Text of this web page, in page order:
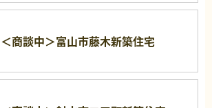
＜商談中＞富山市藤木新築住宅